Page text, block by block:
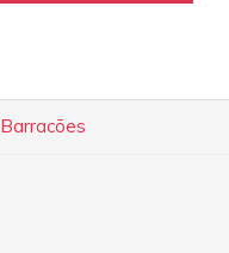
Barracões